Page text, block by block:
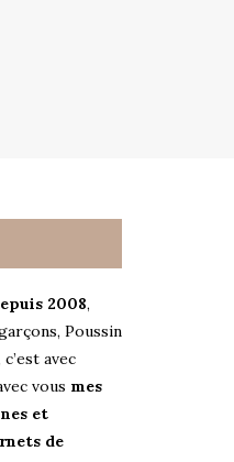
2008,
Poussin
avec
vous mes
et
de